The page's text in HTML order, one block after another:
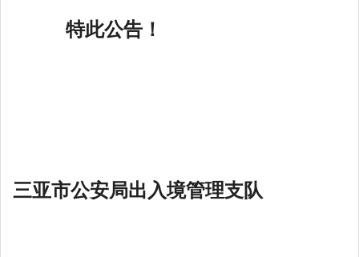
特此公告！
三亚市公安局出入境管理支队